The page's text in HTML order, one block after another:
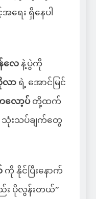
ေး ရှိနေပါ
လေ နဲ့ပွဲကို
လာ ရဲ့ အောင်မြင်
လော့ပ်တို့ထက်
းသပ်ချက်တွေ
ကို နိုင်ပြီးနောက်
း ပိုလွန်းတယ်”